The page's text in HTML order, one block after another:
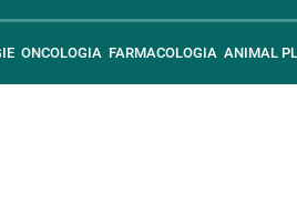
ONCOLOGIA FARMACOLOGIA ANIMAL